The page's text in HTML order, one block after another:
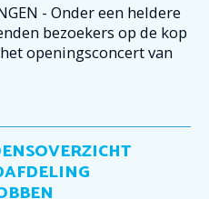
- Onder een heldere
bezoekers op de kop
openingsconcert van